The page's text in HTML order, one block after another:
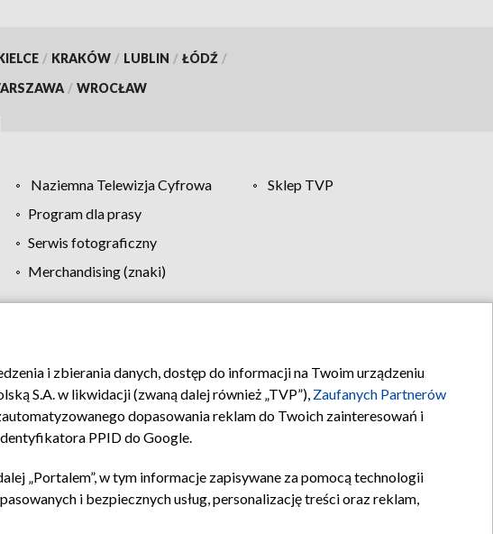
/ KRAKÓW / LUBLIN / ŁÓDŹ /
/ WROCŁAW
Naziemna Telewizja Cyfrowa
Sklep TVP
Program dla prasy
Serwis fotograficzny
Merchandising (znaki)
Biuro reklamy Kontakt
i zbierania danych, dostęp do informacji na Twoim urządzeniu
S.A. w likwidacji (zwaną dalej również „TVP”), Zaufanych Partnerów
dopasowania reklam do Twoich zainteresowań i
PPID do Google.
„Portalem”, w tym informacje zapisywane za pomocą technologii
i bezpiecznych usług, personalizację treści oraz reklam,